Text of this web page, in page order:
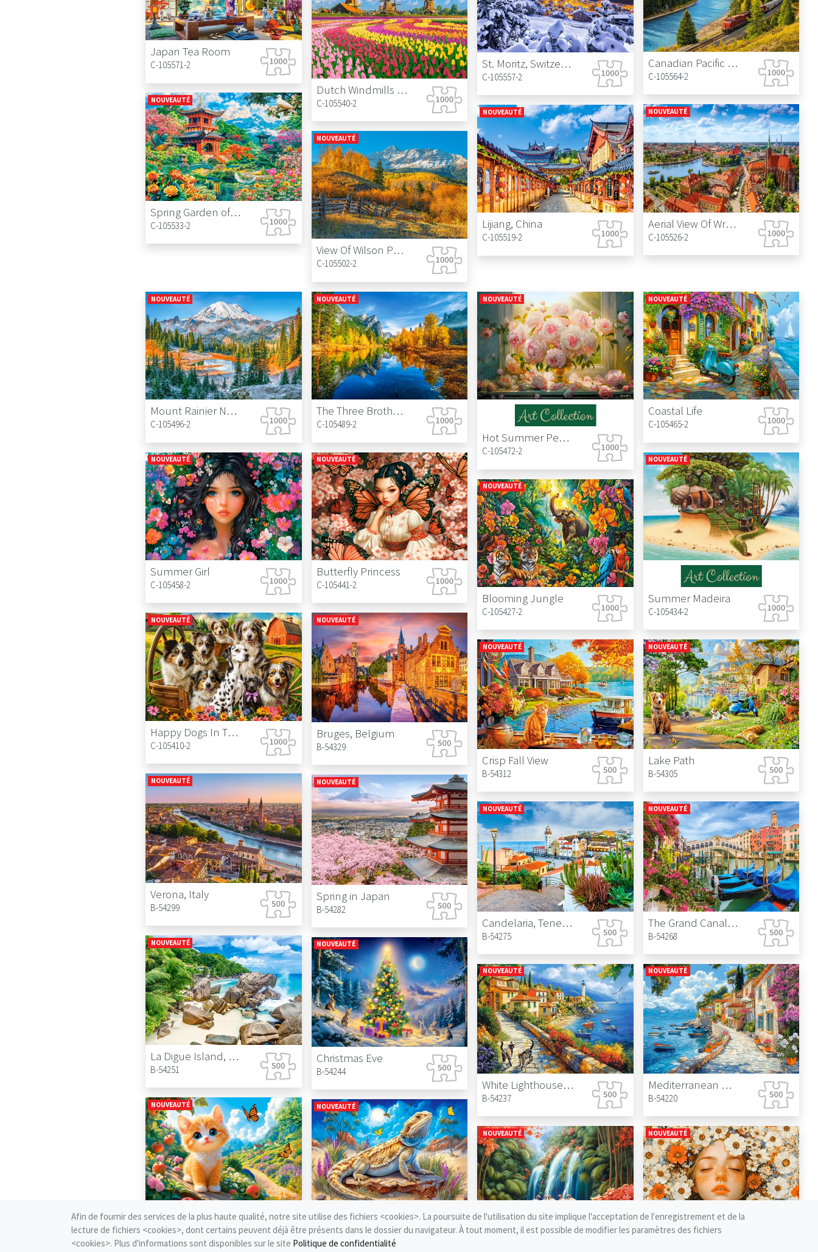
Japan Tea Room
C-105571-2 Canadian Pacific Railway in Banff National Park
C-105564-2
St. Moritz, Switzerland
C-105557-2
Dutch Windmills Among Tulips
C-105540-2
NOUVEAUTÉ
Spring Garden of Harmony
C-105533-2
NOUVEAUTÉ
Aerial View Of Wroclaw, Poland
C-105526-2
NOUVEAUTÉ
Lijiang, China
C-105519-2
NOUVEAUTÉ
View Of Wilson Peak In Autumn, USA
C-105502-2
NOUVEAUTÉ
Mount Rainier National Park, USA
C-105496-2
NOUVEAUTÉ
The Three Brothers, Yosemite National Park, USA
C-105489-2
NOUVEAUTÉ
Hot Summer Peonies
C-105472-2
NOUVEAUTÉ
Coastal Life
C-105465-2
NOUVEAUTÉ
Summer Girl
C-105458-2
NOUVEAUTÉ
Butterfly Princess
C-105441-2
NOUVEAUTÉ
Summer Madeira
C-105434-2
NOUVEAUTÉ
Blooming Jungle
C-105427-2
NOUVEAUTÉ
Happy Dogs In The Countryside
C-105410-2
NOUVEAUTÉ
Bruges, Belgium
B-54329
NOUVEAUTÉ
Crisp Fall View
B-54312
NOUVEAUTÉ
Lake Path
B-54305
NOUVEAUTÉ
Verona, Italy
B-54299
NOUVEAUTÉ
Spring in Japan
B-54282
NOUVEAUTÉ
Candelaria, Tenerife, Spain
B-54275
NOUVEAUTÉ
The Grand Canal in Venice
B-54268
NOUVEAUTÉ
La Digue Island, Seychelles
B-54251
NOUVEAUTÉ
Christmas Eve
B-54244
NOUVEAUTÉ
White Lighthouse Bay
B-54237
NOUVEAUTÉ
Mediterranean Walk
B-54220
NOUVEAUTÉ
Kitten's Walk
B-54213
NOUVEAUTÉ
The Lizard King
B-54206
NOUVEAUTÉ NOUVEAUTÉ
Afin de fournir des services de la plus haute qualité, notre site utilise des fichiers <cookies>. La poursuite de l'utilisation du site implique l'acceptation de l'enregistrement et de la
lecture de fichiers <cookies>, dont certains peuvent déjà être présents dans le dossier du navigateur. À tout moment, il est possible de modifier les paramètres des fichiers
<cookies>. Plus d'informations sont disponibles sur le site Politique de confidentialité